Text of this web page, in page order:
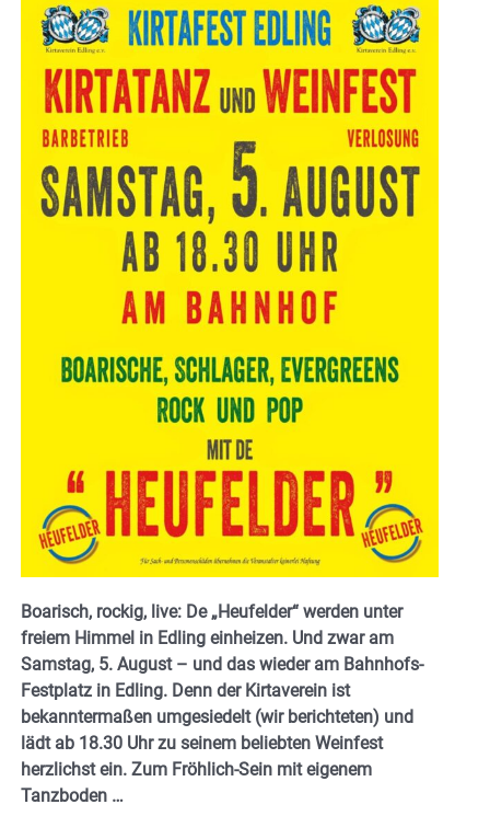
Boarisch, rockig, live: De „Heufelder“ werden unter
freiem Himmel in Edling einheizen. Und zwar am
Samstag, 5. August – und das wieder am Bahnhofs-
Festplatz in Edling. Denn der Kirtaverein ist
bekanntermaßen umgesiedelt (wir berichteten) und
lädt ab 18.30 Uhr zu seinem beliebten Weinfest
herzlichst ein. Zum Fröhlich-Sein mit eigenem
Tanzboden …